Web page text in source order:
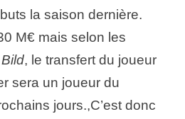
la saison dernière.
M€ mais selon les
Bild, le transfert du joueur
sera un joueur du
jours.,C’est donc